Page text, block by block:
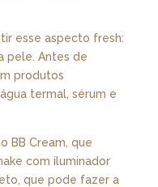
esse aspecto fresh:
pele. Antes de
produtos
termal, sérum e
BB Cream, que
com iluminador
que pode fazer a